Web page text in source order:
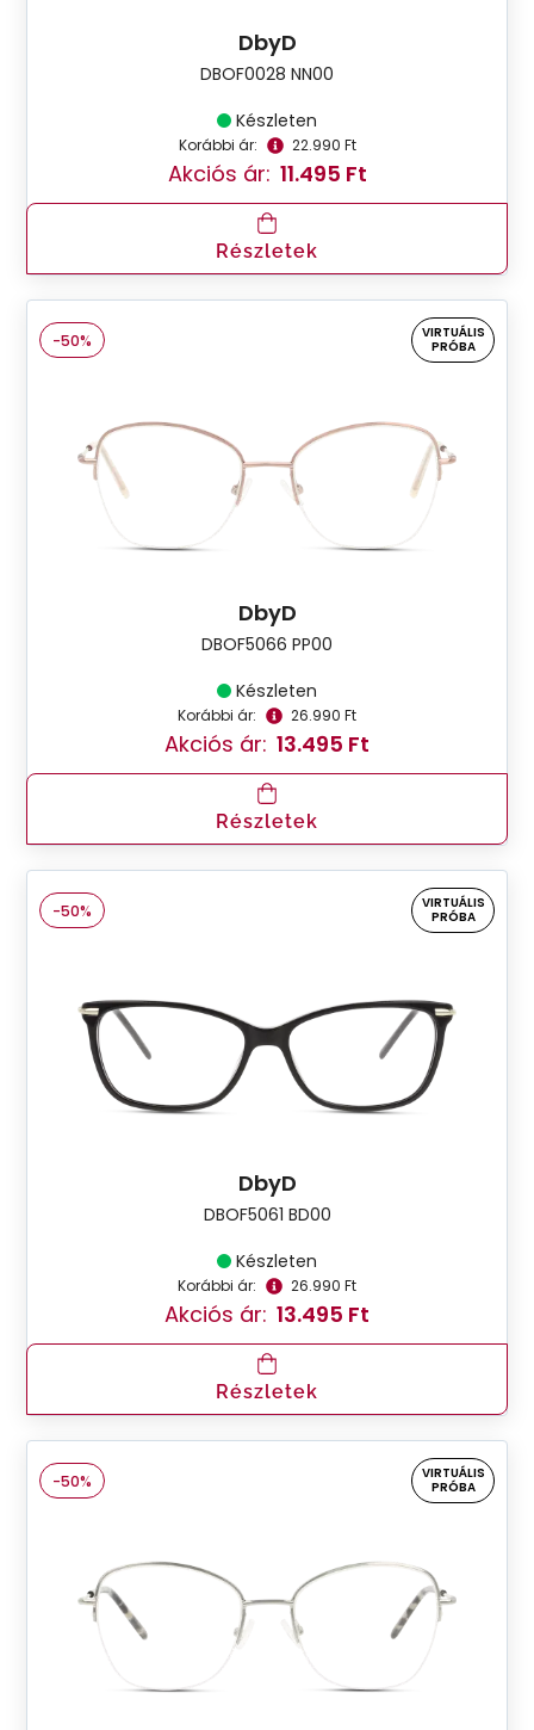
DbyD
DBOF0028 NN00
Készleten
Korábbi ár: 22.990 Ft
Akciós ár: 11.495 Ft
Részletek
-50%
VIRTUÁLIS
PRÓBA
DbyD
DBOF5066 PP00
Készleten
Korábbi ár: 26.990 Ft
Akciós ár: 13.495 Ft
Részletek
-50%
VIRTUÁLIS
PRÓBA
DbyD
DBOF5061 BD00
Készleten
Korábbi ár: 26.990 Ft
Akciós ár: 13.495 Ft
Részletek
-50%
VIRTUÁLIS
PRÓBA